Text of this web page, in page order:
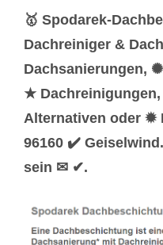
🥇 Spodarek-
Dachreiniger &
Dachsanierungen,
★
Alternativen oder ✹
96160 ✔️
sein ✉ ✔.